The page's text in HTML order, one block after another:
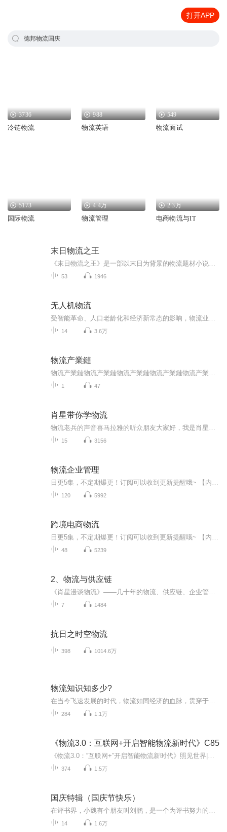
打开APP
德邦物流国庆
3736
冷链物流
988
物流英语
549
物流面试
5173
国际物流
4.4万
物流管理
2.3万
电商物流与IT
末日物流之王
53 1946
无人机物流
14 3.6万
物流产業鏈
1 47
肖星带你学物流
15 3156
物流企业管理
120 5992
跨境电商物流
48 5239
2、物流与供应链
7 1484
抗日之时空物流
398 1014.6万
物流知识知多少?
284 1.1万
《物流3.0：互联网+开启智能物流新时代》C85
374 1.5万
国庆特辑（国庆节快乐）
14 1.6万